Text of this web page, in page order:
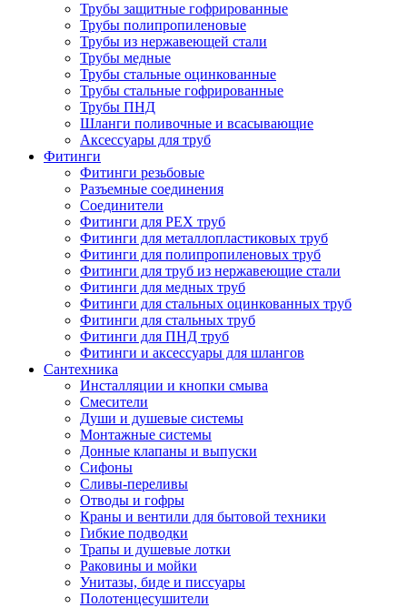
Трубы защитные гофрированные
Трубы полипропиленовые
Трубы из нержавеющей стали
Трубы медные
Трубы стальные оцинкованные
Трубы стальные гофрированные
Трубы ПНД
Шланги поливочные и всасывающие
Аксессуары для труб
Фитинги
Фитинги резьбовые
Разъемные соединения
Соединители
Фитинги для PEX труб
Фитинги для металлопластиковых труб
Фитинги для полипропиленовых труб
Фитинги для труб из нержавеющие стали
Фитинги для медных труб
Фитинги для стальных оцинкованных труб
Фитинги для стальных труб
Фитинги для ПНД труб
Фитинги и аксессуары для шлангов
Сантехника
Инсталляции и кнопки смыва
Смесители
Души и душевые системы
Монтажные системы
Донные клапаны и выпуски
Сифоны
Сливы-переливы
Отводы и гофры
Краны и вентили для бытовой техники
Гибкие подводки
Трапы и душевые лотки
Раковины и мойки
Унитазы, биде и писсуары
Полотенцесушители